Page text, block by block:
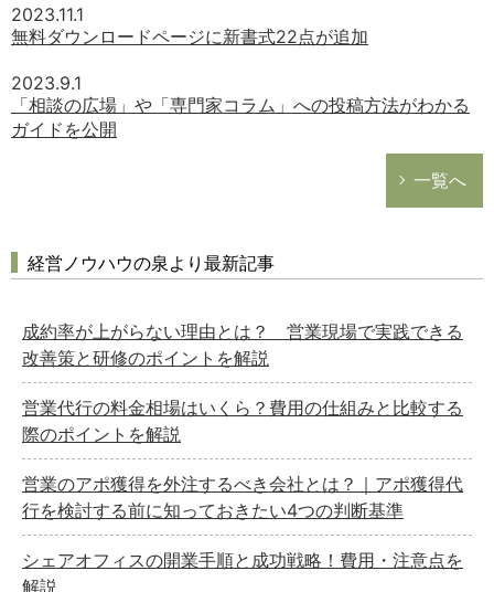
2023.11.1
無料ダウンロードページに新書式22点が追加
2023.9.1
「相談の広場」や「専門家コラム」への投稿方法がわかる
ガイドを公開
一覧へ
経営ノウハウの泉より最新記事
成約率が上がらない理由とは？ 営業現場で実践できる
改善策と研修のポイントを解説
営業代行の料金相場はいくら？費用の仕組みと比較する
際のポイントを解説
営業のアポ獲得を外注するべき会社とは？｜アポ獲得代
行を検討する前に知っておきたい4つの判断基準
シェアオフィスの開業手順と成功戦略！費用・注意点を
解説